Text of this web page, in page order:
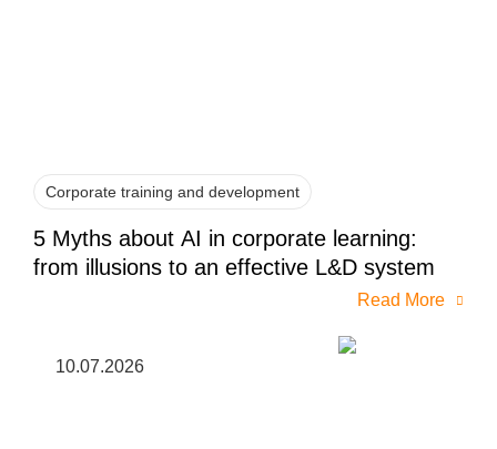
Corporate training and development
5 Myths about AI in corporate learning:
from illusions to an effective L&D system
Read More
10.07.2026